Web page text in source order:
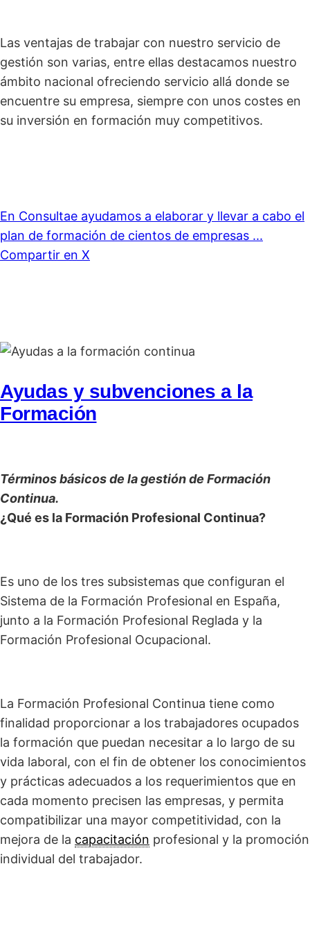
Las ventajas de trabajar con nuestro servicio de
gestión son varias, entre ellas destacamos nuestro
ámbito nacional ofreciendo servicio allá donde se
encuentre su empresa, siempre con unos costes en
su inversión en formación muy competitivos.
En Consultae ayudamos a elaborar y llevar a cabo el
plan de formación de cientos de empresas ...
Compartir en X
Ayudas y subvenciones a la
Formación
Términos básicos de la gestión de Formación
Continua.
¿Qué es la Formación Profesional Continua?
Es uno de los tres subsistemas que configuran el
Sistema de la Formación Profesional en España,
junto a la Formación Profesional Reglada y la
Formación Profesional Ocupacional.
La Formación Profesional Continua tiene como
finalidad proporcionar a los trabajadores ocupados
la formación que puedan necesitar a lo largo de su
vida laboral, con el fin de obtener los conocimientos
y prácticas adecuados a los requerimientos que en
cada momento precisen las empresas, y permita
compatibilizar una mayor competitividad, con la
mejora de la capacitación profesional y la promoción
individual del trabajador.